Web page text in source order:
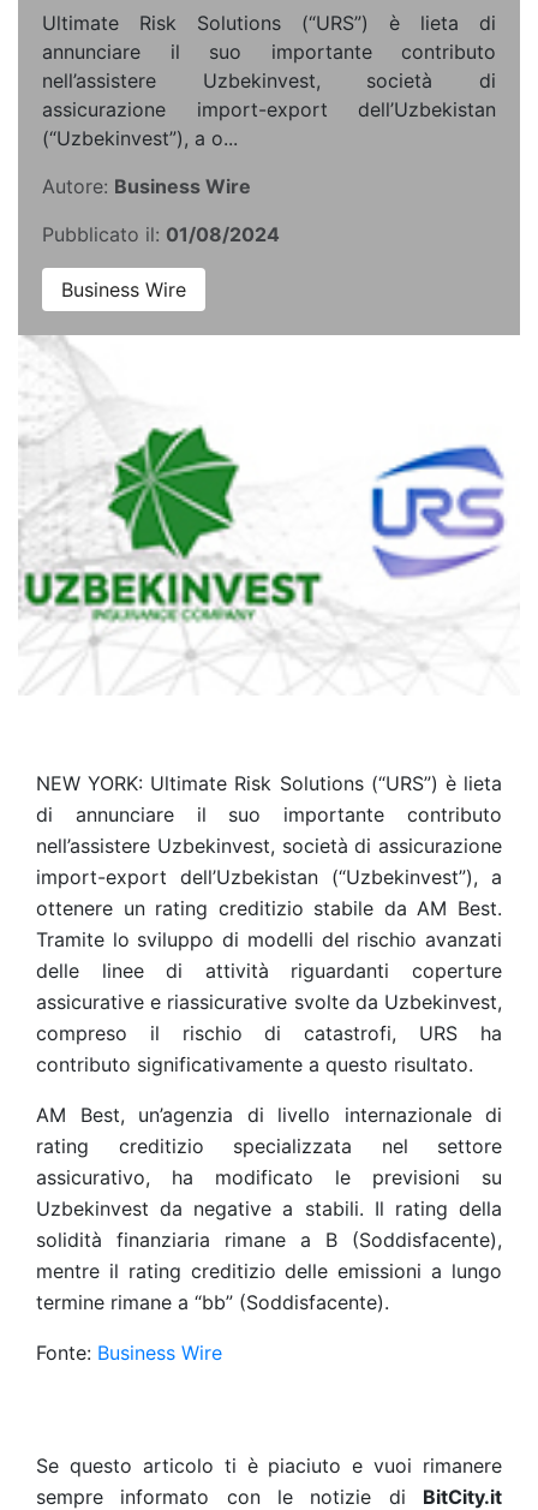
Ultimate Risk Solutions (“URS”) è lieta di
annunciare il suo importante contributo
nell’assistere Uzbekinvest, società di
assicurazione import-export dell’Uzbekistan
(“Uzbekinvest”), a o...
Autore: Business Wire
Pubblicato il: 01/08/2024
Business Wire
NEW YORK: Ultimate Risk Solutions (“URS”) è lieta
di annunciare il suo importante contributo
nell’assistere Uzbekinvest, società di assicurazione
import-export dell’Uzbekistan (“Uzbekinvest”), a
ottenere un rating creditizio stabile da AM Best.
Tramite lo sviluppo di modelli del rischio avanzati
delle linee di attività riguardanti coperture
assicurative e riassicurative svolte da Uzbekinvest,
compreso il rischio di catastrofi, URS ha
contributo significativamente a questo risultato.
AM Best, un’agenzia di livello internazionale di
rating creditizio specializzata nel settore
assicurativo, ha modificato le previsioni su
Uzbekinvest da negative a stabili. Il rating della
solidità finanziaria rimane a B (Soddisfacente),
mentre il rating creditizio delle emissioni a lungo
termine rimane a “bb” (Soddisfacente).
Fonte: Business Wire
Se questo articolo ti è piaciuto e vuoi rimanere
sempre informato con le notizie di BitCity.it